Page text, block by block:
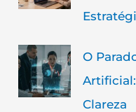
O
Clareza